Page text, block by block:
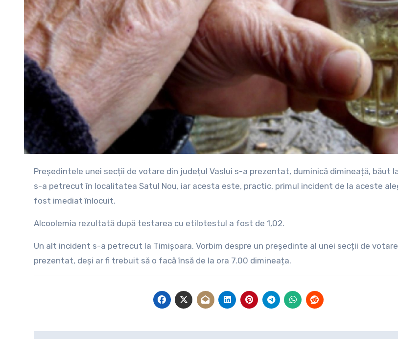
Președintele unei secții de votare din județul Vaslui s-a prezentat, duminică dimineață, băut la secție. Incidentul
s-a petrecut în localitatea Satul Nou, iar acesta este, practic, primul incident de la aceste
fost imediat înlocuit.
Alcoolemia rezultată după testarea cu etilotestul a fost de 1,02.
Un alt incident s-a petrecut la Timișoara. Vorbim despre un președinte al unei secții de
prezentat, deși ar fi trebuit să o facă însă de la ora 7.00 dimineața.